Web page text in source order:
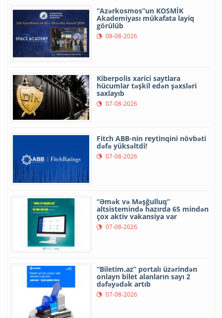
“Azərkosmos”un KOSMİK
Akademiyası mükafata layiq
görülüb
08-08-2026
Kiberpolis xarici saytlara
hücumlar təşkil edən şəxsləri
saxlayıb
07-08-2026
Fitch ABB-nin reytinqini növbəti
dəfə yüksəltdi!
07-08-2026
“Əmək və Məşğulluq”
altsistemində hazırda 65 mindən
çox aktiv vakansiya var
07-08-2026
“Biletim.az” portalı üzərindən
onlayn bilet alanların sayı 2
dəfəyədək artıb
07-08-2026